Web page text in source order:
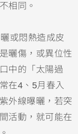
相同。
或悶熱造成皮
曬傷，或異位性
中的「太陽過
在4、5月春入
外線曝曬，若突
活動，就可能在